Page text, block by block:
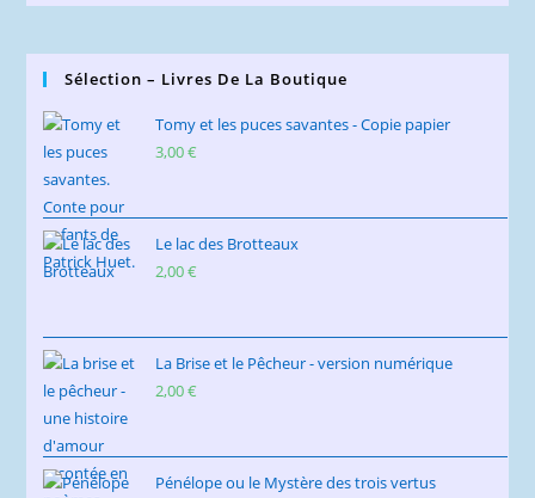
Sélection – Livres De La Boutique
Tomy et les puces savantes - Copie papier
3,00€
Le lac des Brotteaux
2,00€
La Brise et le Pêcheur - version numérique
2,00€
Pénélope ou le Mystère des trois vertus